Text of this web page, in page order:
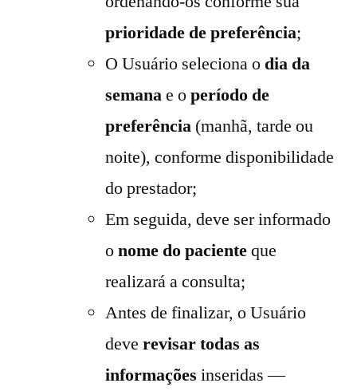
prioridade de preferência;
O Usuário seleciona o dia da
semanae operíodo de
preferência (manhã, tarde ou
noite), conforme disponibilidade
do prestador;
Em seguida, deve ser informado
onome do pacienteque
realizará a consulta;
Antes de finalizar, o Usuário
deve revisar todas as
informações inseridas —